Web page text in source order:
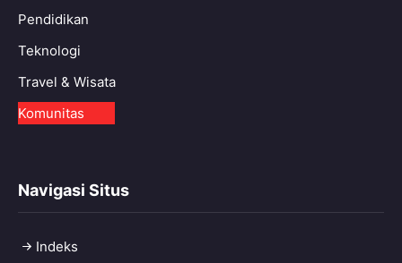
Pendidikan
Teknologi
Travel & Wisata
Komunitas
Navigasi Situs
Indeks